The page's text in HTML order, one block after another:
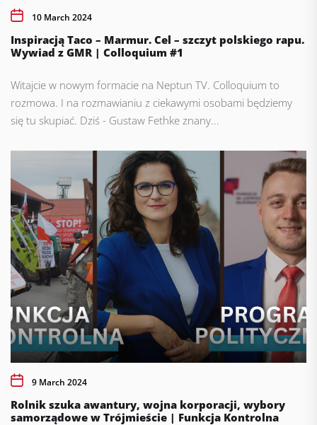
10 March 2024
Inspiracją Taco – Marmur. Cel – szczyt polskiego rapu.
Wywiad z GMR | Colloquium #1
Witajcie w nowym formacie na Neptun TV. Colloquium to
rozmowa. I na rozmawianiu z ciekawymi osobami będziemy
się tu skupiać. Dziś - Gustaw Fethke znany...
9 March 2024
Rolnik szuka awantury, wojna korporacji, wybory
samorządowe w Trójmieście | Funkcja Kontrolna